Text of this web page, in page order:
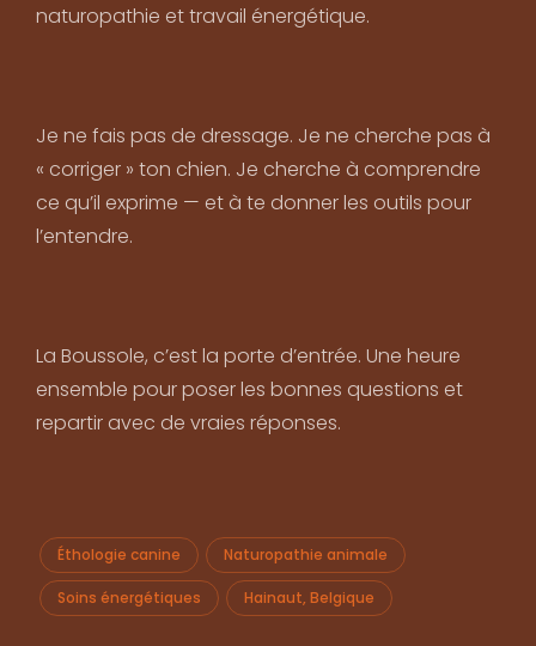
naturopathie et travail énergétique.
Je ne fais pas de dressage. Je ne cherche pas à
« corriger » ton chien. Je cherche à comprendre
ce qu’il exprime — et à te donner les outils pour
l’entendre.
La Boussole, c’est la porte d’entrée. Une heure
ensemble pour poser les bonnes questions et
repartir avec de vraies réponses.
Éthologie canine Naturopathie animale
Soins énergétiques Hainaut, Belgique